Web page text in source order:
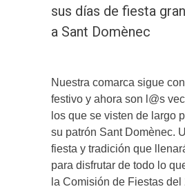
sus días de fiesta
a Sant Domènec
Nuestra comarca sigue
festivo y ahora son l@s
los que se visten de largo
su patrón Sant Domènec.
fiesta y tradición que
para disfrutar de todo lo
la Comisión de Fiestas del